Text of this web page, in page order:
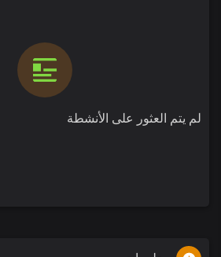
لم يتم العثور على الأنشطة